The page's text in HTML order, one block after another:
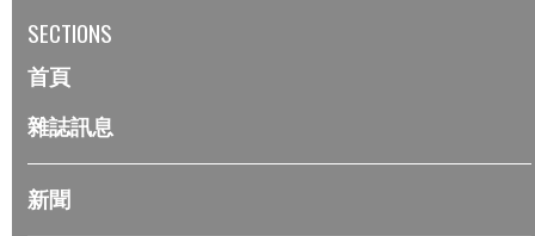
SECTIONS
首頁
雜誌訊息
新聞